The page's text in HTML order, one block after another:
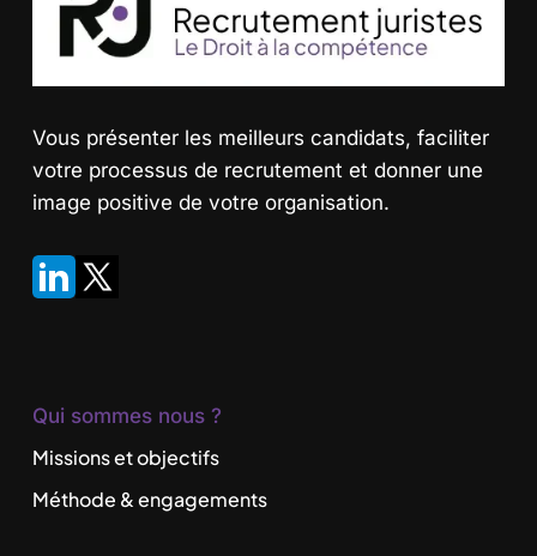
Vous présenter les meilleurs candidats, faciliter
votre processus de recrutement et donner une
image positive de votre organisation.
Qui sommes nous ?
Missions et objectifs
Méthode & engagements